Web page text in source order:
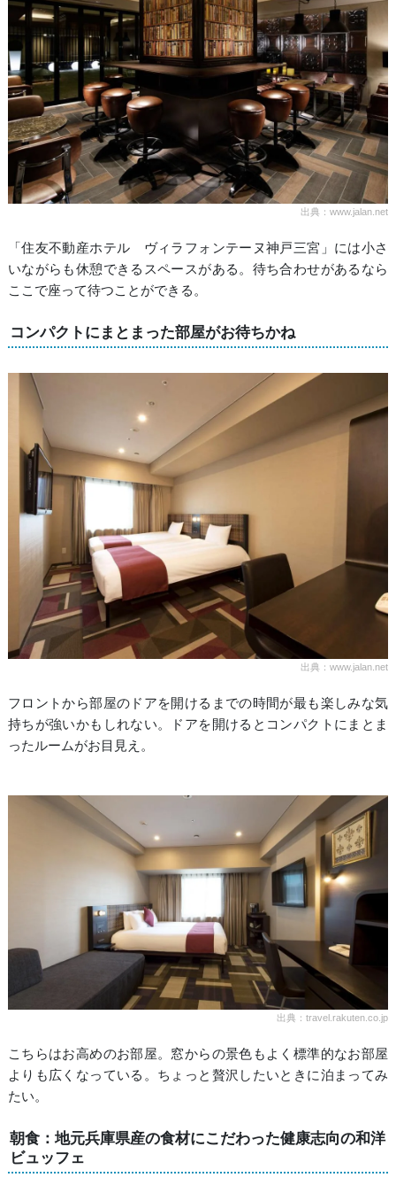
出典：www.jalan.net
「住友不動産ホテル ヴィラフォンテーヌ神戸三宮」には小さ
いながらも休憩できるスペースがある。待ち合わせがあるなら
ここで座って待つことができる。
コンパクトにまとまった部屋がお待ちかね
出典：www.jalan.net
フロントから部屋のドアを開けるまでの時間が最も楽しみな気
持ちが強いかもしれない。ドアを開けるとコンパクトにまとま
ったルームがお目見え。
出典：travel.rakuten.co.jp
こちらはお高めのお部屋。窓からの景色もよく標準的なお部屋
よりも広くなっている。ちょっと贅沢したいときに泊まってみ
たい。
朝食：地元兵庫県産の食材にこだわった健康志向の和洋
ビュッフェ